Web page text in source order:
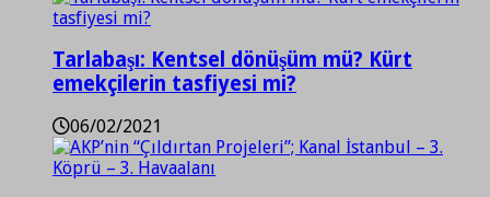
Tarlabaşı: Kentsel dönüşüm mü? Kürt
emekçilerin tasfiyesi mi?
06/02/2021